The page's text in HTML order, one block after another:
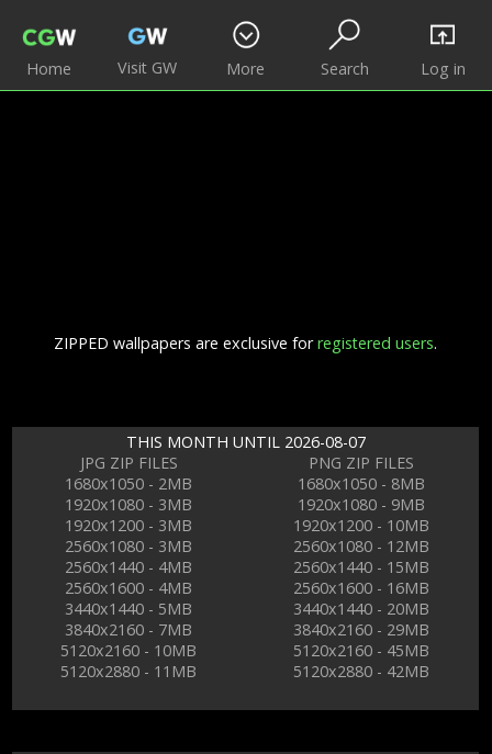
Home Visit GW More Search Log in
ZIPPED wallpapers are exclusive forregistered users.
THIS MONTH UNTIL 2026-08-07
JPG ZIP FILES
1680x1050 - 2MB
1920x1080 - 3MB
1920x1200 - 3MB
2560x1080 - 3MB
2560x1440 - 4MB
2560x1600 - 4MB
3440x1440 - 5MB
3840x2160 - 7MB
5120x2160 - 10MB
5120x2880 - 11MB
PNG ZIP FILES
1680x1050 - 8MB
1920x1080 - 9MB
1920x1200 - 10MB
2560x1080 - 12MB
2560x1440 - 15MB
2560x1600 - 16MB
3440x1440 - 20MB
3840x2160 - 29MB
5120x2160 - 45MB
5120x2880 - 42MB